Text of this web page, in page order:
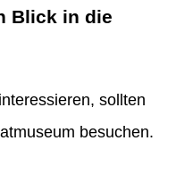
Blick in die
sollten
besuchen.